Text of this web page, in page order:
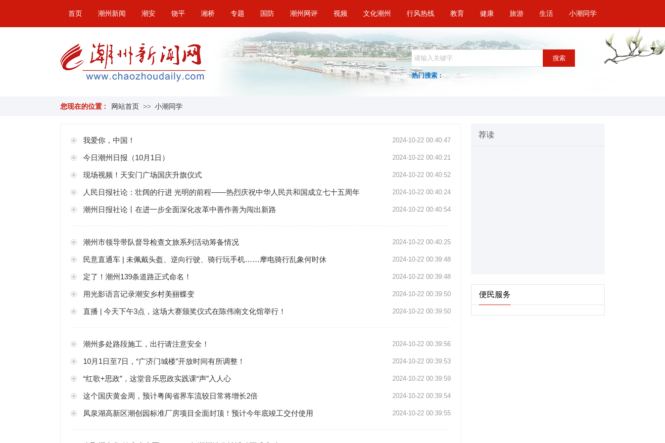
首页 潮州新闻 潮安 饶平 湘桥 专题 国防 潮州网评 视频 文化潮州 行风热线 教育 健康 旅游 生活 小潮同学
搜索
热门搜索 :
您现在的位置 : 网站首页 >> 小潮同学
2024-10-22 00:40:47
我爱你，中国！
2024-10-22 00:40:21
今日潮州日报（10月1日）
2024-10-22 00:40:52
现场视频！天安门广场国庆升旗仪式
2024-10-22 00:40:24
人民日报社论：壮阔的行进 光明的前程——热烈庆祝中华人民共和国成立七十五周年
2024-10-22 00:40:54
潮州日报社论丨在进一步全面深化改革中善作善为闯出新路
2024-10-22 00:40:25
潮州市领导带队督导检查文旅系列活动筹备情况
2024-10-22 00:39:48
民意直通车 | 未佩戴头盔、逆向行驶、骑行玩手机……摩电骑行乱象何时休
2024-10-22 00:39:48
定了！潮州139条道路正式命名！
2024-10-22 00:39:50
用光影语言记录潮安乡村美丽蝶变
2024-10-22 00:39:50
直播 | 今天下午3点，这场大赛颁奖仪式在陈伟南文化馆举行！
2024-10-22 00:39:56
潮州多处路段施工，出行请注意安全！
2024-10-22 00:39:53
10月1日至7日，“广济门城楼”开放时间有所调整！
2024-10-22 00:39:59
“红歌+思政”，这堂音乐思政实践课“声”入人心
2024-10-22 00:39:54
这个国庆黄金周，预计粤闽省界车流较日常将增长2倍
2024-10-22 00:39:55
凤泉湖高新区潮创园标准厂房项目全面封顶！预计今年底竣工交付使用
荐读
便民服务